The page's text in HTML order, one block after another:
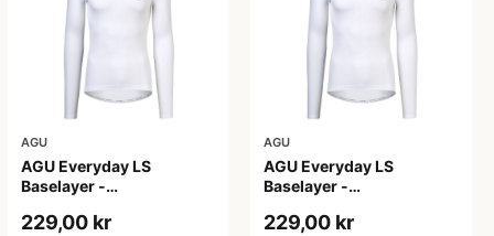
AGU
AGU Everyday LS
Baselayer -
Ærmer - Herre - Hvid -
229,00 kr
AGU
AGU Everyday LS
Baselayer -
Ærmer - Herre - Hvid
229,00 kr